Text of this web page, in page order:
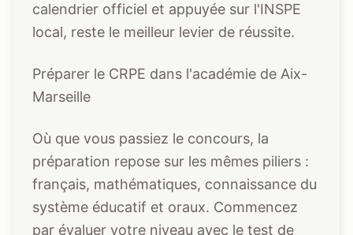
calendrier officiel et appuyée sur l'INSPE
local, reste le meilleur levier de réussite.
Préparer le CRPE dans l'académie de Aix-
Marseille
Où que vous passiez le concours, la
préparation repose sur les mêmes piliers :
français, mathématiques, connaissance du
système éducatif et oraux. Commencez
par évaluer votre niveau avec le test de